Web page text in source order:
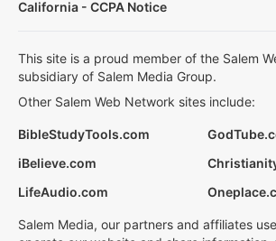
California - CCPA Notice
This site is a proud member of the Salem
subsidiary of Salem Media Group.
Other Salem Web Network sites include:
BibleStudyTools.com
iBelieve.com
LifeAudio.com
Salem Media, our partners and affiliates